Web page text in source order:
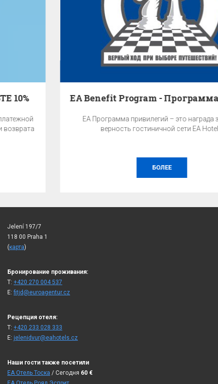
EA Benefit Program - Программа привилегий
EA Программа привилегий – это награда за Вашу
верность гостиничной сети EA Hotels.
Jelení 197/7
118 00 Praha 1
(карта)
Бронирование проживания:
T: +420 270 004 537
E:fitjd@euroagentur.cz
Рецепция отеля:
T: +420 233 028 333
E: jelenidvur@eahotels.cz
Наши гости также посетили
ЕА Отель Тоска / Сегодня 60 €